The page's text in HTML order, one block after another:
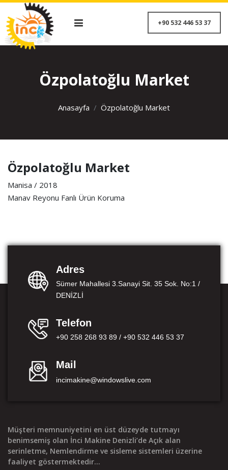
+90 532 446 53
Özpolatoğlu Market
Anasayfa Özpolatoğlu Market
Özpolatoğlu Market
Manisa / 2018
Manav Reyonu Fanlı Ürün Koruma
Adres
Sümer Mahallesi 3.Sanayi Sit. 35 Sok. No:1 /
DENİZLİ
Telefon
+90 258 268 93 89 / +90 532 446 53 37
Mail
incimakine@windowslive.com
Müşteri memnuniyetini en üst düzeyde tutmayı
benimsemiş olan İnci Makine Denizli’de Açık alan
serinletme, Nemlendirme ve sisleme sistemleri üzerine
faaliyet göstermektedir...